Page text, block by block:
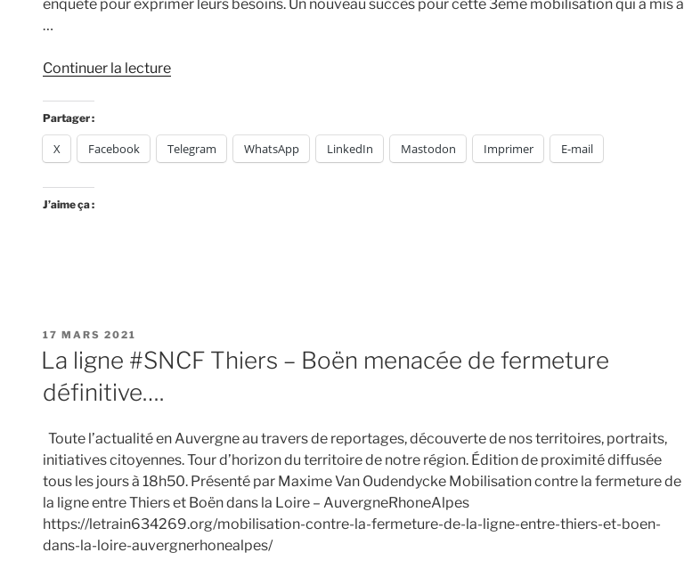
enquête pour exprimer leurs besoins. Un nouveau succès pour cette 3ème mobilisation qui a mis à
…
Continuer la lecturede
Communiqué
de
ferroviaire
Boën
)
#AuvergneRhoneAlpes »
Partager :
X Facebook Telegram WhatsApp LinkedIn Mastodon Imprimer E-mail
J’aime ça :
PUBLIÉ
17 MARS 2021
La ligne #SNCF Thiers – Boën menacée de fermeture
définitive….
Toute l’actualité en Auvergne au travers de reportages, découverte de nos territoires, portraits,
initiatives citoyennes. Tour d’horizon du territoire de notre région. Édition de proximité diffusée
tous les jours à 18h50. Présenté par Maxime Van Oudendycke Mobilisation contre la fermeture de
la ligne entre Thiers et Boën dans la Loire – AuvergneRhoneAlpes
https://letrain634269.org/mobilisation-contre-la-fermeture-de-la-ligne-entre-thiers-et-boen-
dans-la-loire-auvergnerhonealpes/